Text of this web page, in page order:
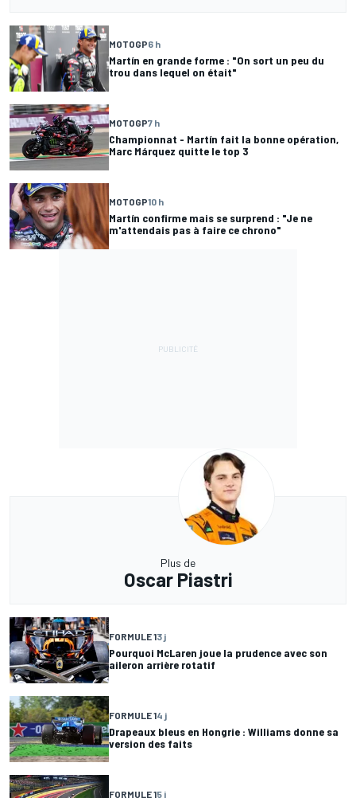
MOTOGP6 h
Martín en grande forme : "On sort un peu du
trou dans lequel on était"
MOTOGP7 h
Championnat - Martín fait la bonne opération,
Marc Márquez quitte le top 3
MOTOGP10 h
Martín confirme mais se surprend : "Je ne
m'attendais pas à faire ce chrono"
Plus de
Oscar Piastri
FORMULE 13 j
Pourquoi McLaren joue la prudence avec son
aileron arrière rotatif
FORMULE 14 j
Drapeaux bleus en Hongrie : Williams donne sa
version des faits
FORMULE 15 j